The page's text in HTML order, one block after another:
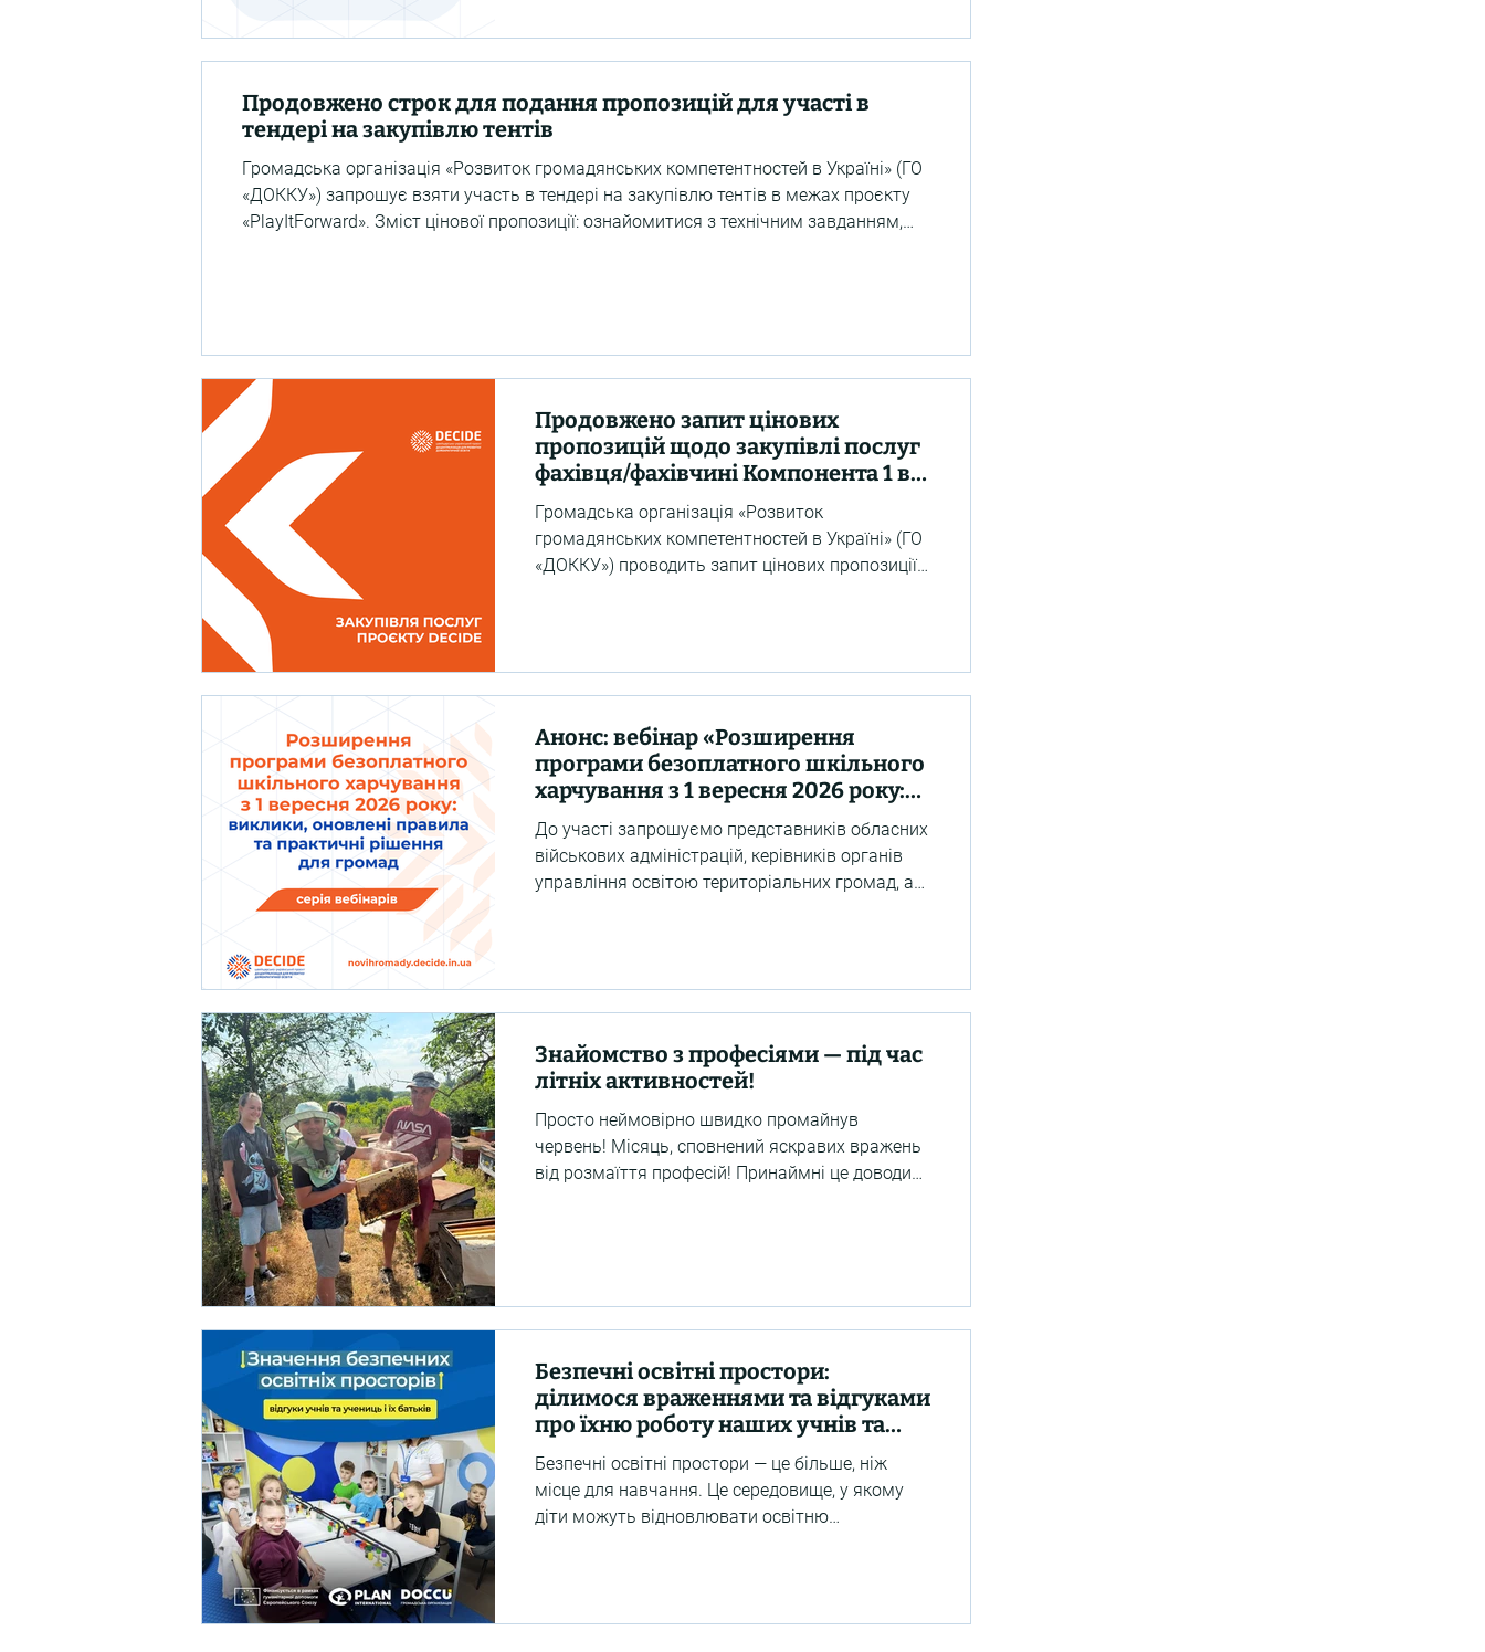
мереж і систем, юрисконсульта, а також
помічника й асистента вихователя;
перейменування посади секретаря на офіс-
адміністратора; скасування обмежень для
педагогів-організаторів; запровадження
додаткових посад заступників керівника та лаб
Продовжено строк для подання пропозицій для участі в
тендері на закупівлю тентів
Громадська організація «Розвиток громадянських компетентностей в Україні» (ГО
«ДОККУ») запрошує взяти участь в тендері на закупівлю тентів в межах проєкту
«PlayItForward». Зміст цінової пропозиції: ознайомитися з технічним завданням,
Продовжено запит цінових
пропозицій щодо закупівлі послуг
фахівця/фахівчині Компонента 1 в
межах реалізації Швейцарсько-
українського Проєкту
«Децентралізація для розвитку
демократичної освіти»
Громадська організація «Розвиток
громадянських компетентностей в Україні» (ГО
«ДОККУ») проводить запит цінових пропозиції
українського проєкту DECIDE Phase 2
«Децентралізація для розвитку демократичної
освіти». Зміст цінових пропозицій (із технічним
завданням, супровідними документами та
інструкцією для подання запиту можна
ознайомитися за посиланням ТУТ). Я
Анонс: вебінар «Розширення
програми безоплатного шкільного
харчування з 1 вересня 2026 року:
виклики, оновлені правила та
практичні рішення для громад»
До участі запрошуємо представників обласних
військових адміністрацій, керівників органів
управління освітою територіальних громад, а
платформу для діалогу між територіальними
громадами та органами державної влади та
допомагає знаходити практичні рішення для
успішного впровадження освітніх реформ. Під
час онлайн-зустрічей обговоримо: розширення
прог
Знайомство з професіями — під час
літніх активностей!
Просто неймовірно швидко промайнув
червень! Місяць, сповнений яскравих вражень
від розмаїття професій! Принаймні це доводить
Франківської, Київської, Львівської, Одеської,
Полтавської, Сумської та Чернігівської
областей. І клуби цьогоріч присвячені
профорієнтації. Тематичні ігри,
профорієнтаційні квести, «прим
Безпечні освітні простори:
ділимося враженнями та відгуками
про їхню роботу наших учнів та
учениць, а також їхніх батьків
Безпечні освітні простори — це більше, ніж
місце для навчання. Це середовище, у якому
діти можуть відновлювати освітню
Сумщині та Харківщині такі простори щодня